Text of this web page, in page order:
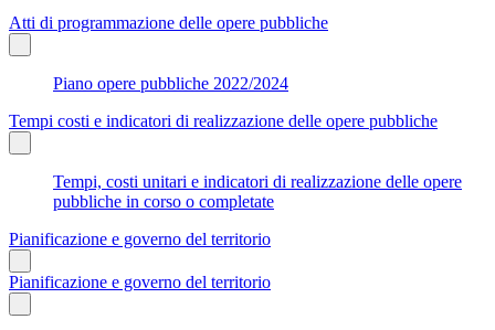
Atti di programmazione delle opere pubbliche
Piano opere pubbliche 2022/2024
Tempi costi e indicatori di realizzazione delle opere pubbliche
Tempi, costi unitari e indicatori di realizzazione delle opere
pubbliche in corso o completate
Pianificazione e governo del territorio
Pianificazione e governo del territorio